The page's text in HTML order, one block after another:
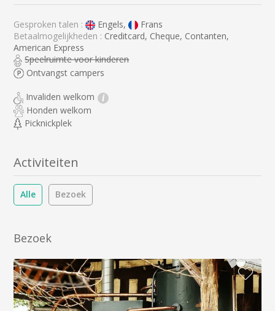
Gesproken talen : Engels,
Frans
Betaalmogelijkheden : Creditcard, Cheque, Contanten,
American Express
Speelruimte voor kinderen
Ontvangst campers
Invaliden welkom i
Honden welkom
Picknickplek
Activiteiten
Alle Bezoek
Bezoek